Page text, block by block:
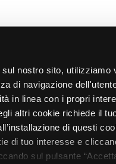
nostro sito, utilizziamo
di navigazione
in linea con i propri
altri cookie richiede il
di questi
di tuo interesse e
sul pulsante